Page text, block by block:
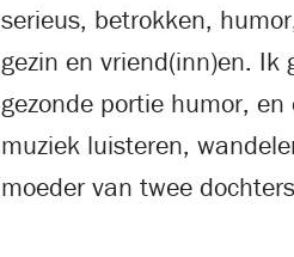
serieus, betrokken,
gezin en vriend(inn)en. Ik
gezonde portie humor,
muziek luisteren,
moeder van twee